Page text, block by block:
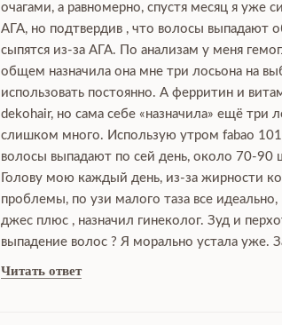
очагами, а равномерно, спустя месяц я уже
АГА, но подтвердив , что волосы выпадают
сыпятся из-за АГА. По анализам у меня
общем назначила она мне три лосьона на
использовать постоянно. А ферритин и
dekohair, но сама себе «назначила» ещё три
слишком много. Использую утром fabao
волосы выпадают по сей день, около 70-90
Голову мою каждый день, из-за жирности
проблемы, по узи малого таза все
джес плюс , назначил гинеколог. Зуд и
выпадение волос ? Я морально устала уже.
Читать ответ